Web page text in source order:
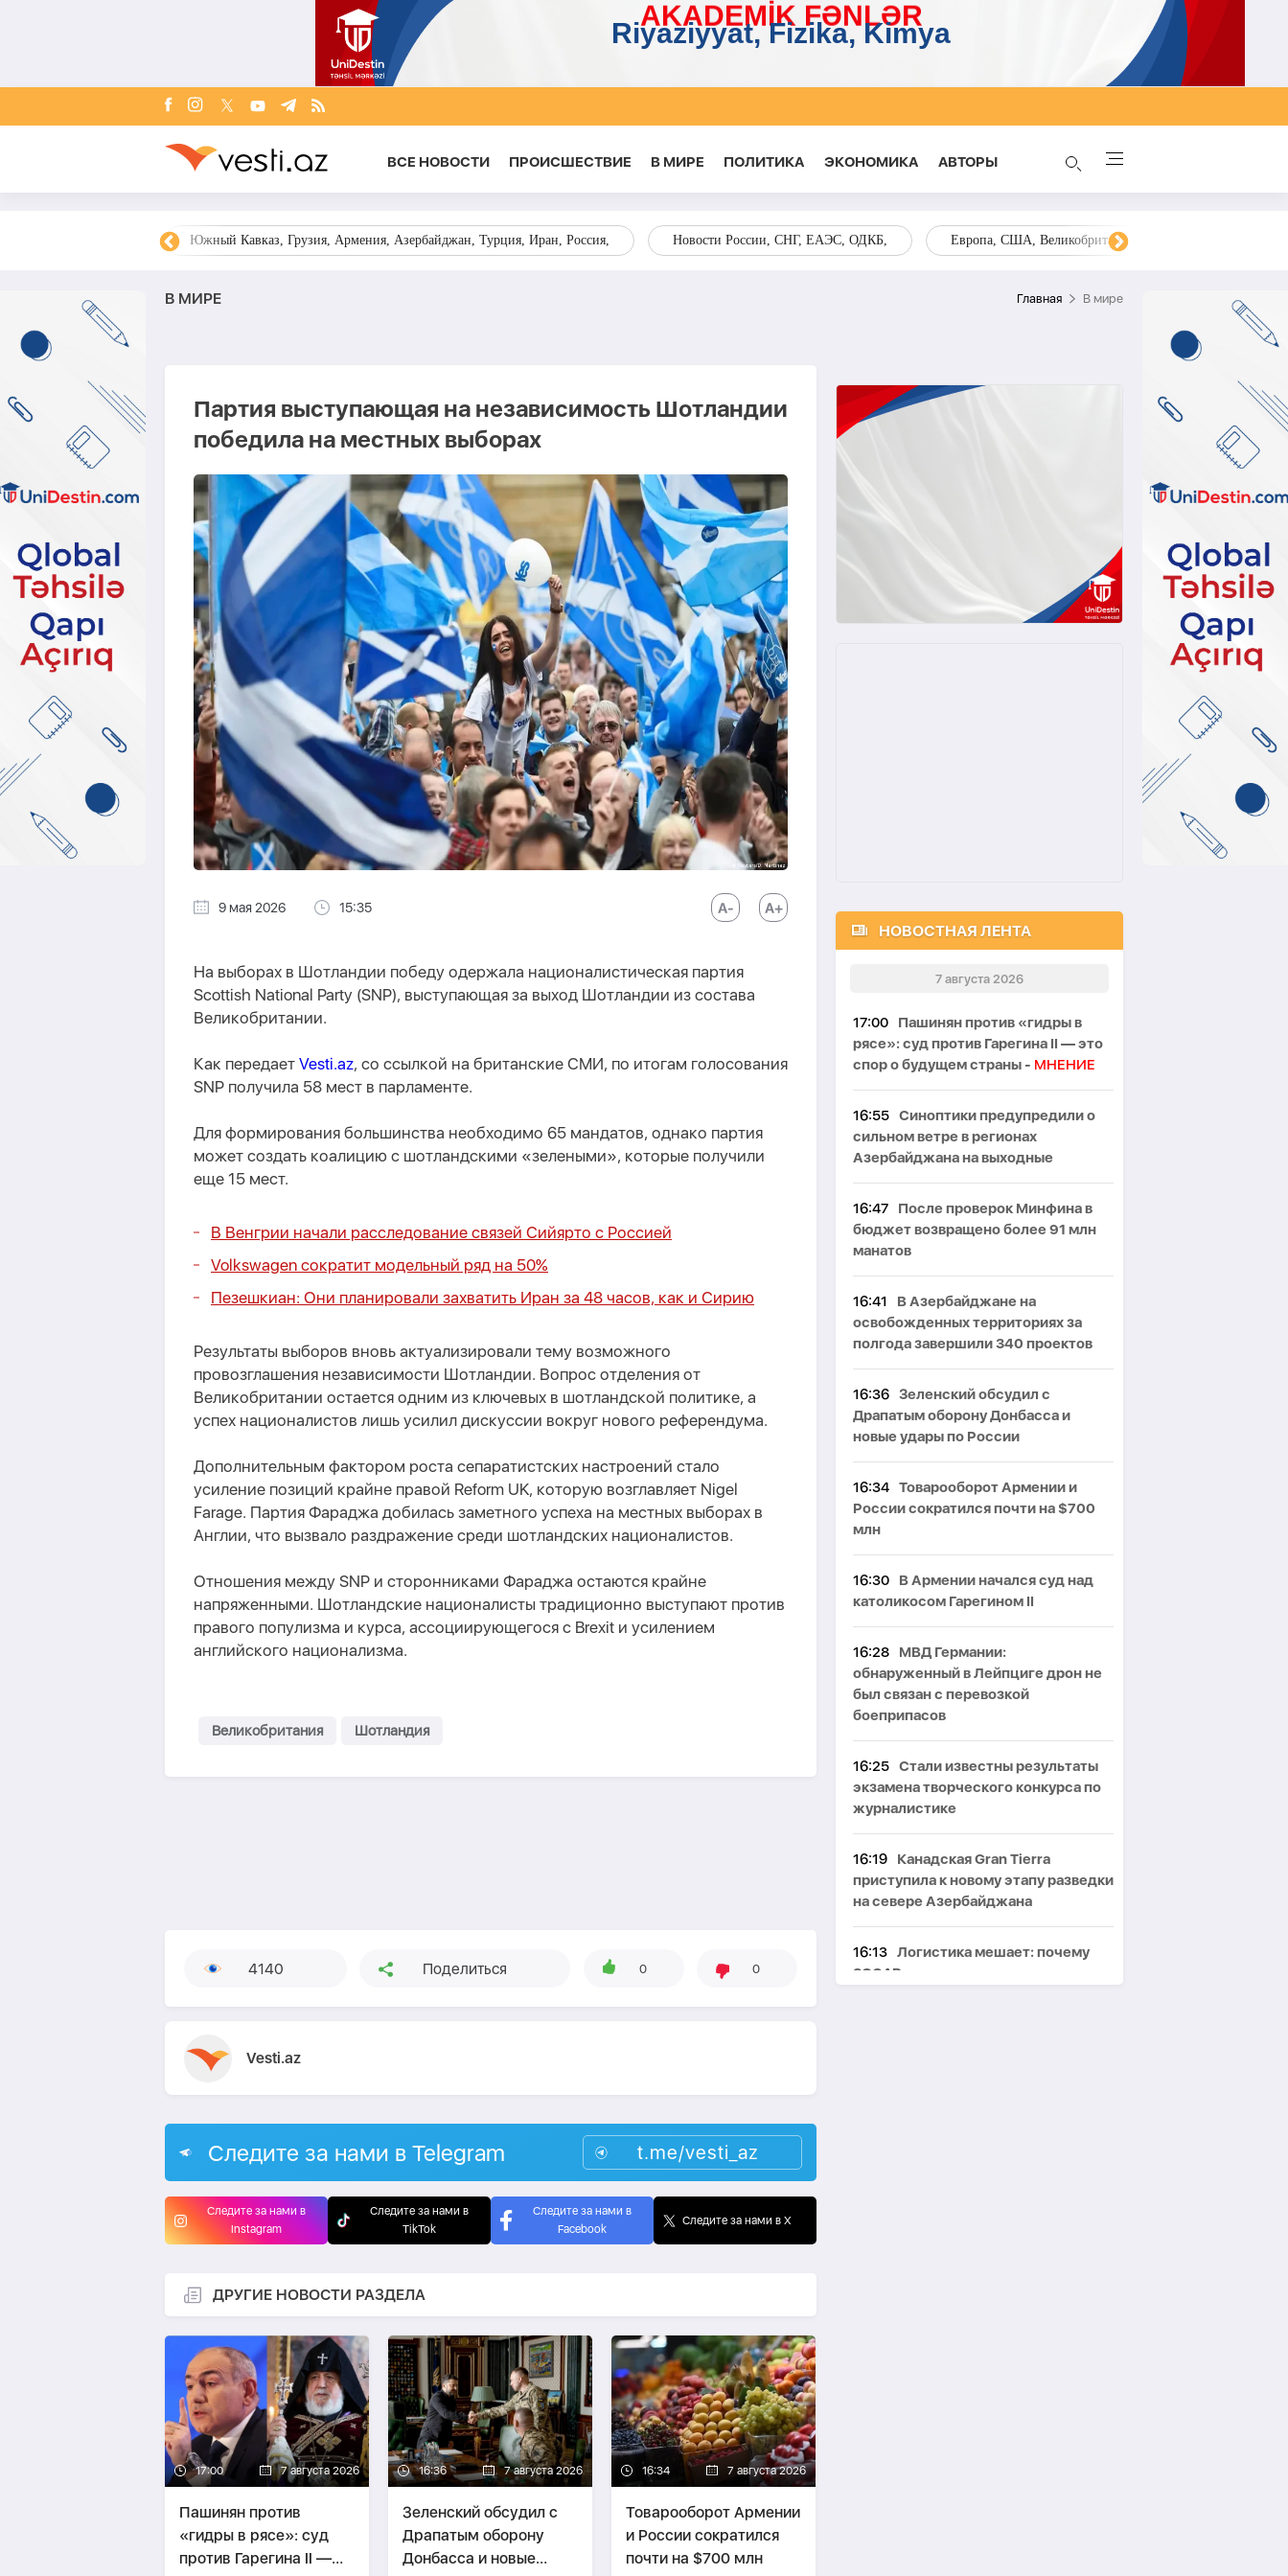
ВСЕ НОВОСТИ ПРОИСШЕСТВИЕ В МИРЕ ПОЛИТИКА ЭКОНОМИКА AВТОРЫ
Южный Кавказ, Грузия, Армения, Азербайджан, Турция, Иран, Россия, Новости России, СНГ, ЕАЭС, ОДКБ, Европа, США, Великобритания, Украина, Запад,
В МИРЕ Главная В мире
Партия выступающая на независимость Шотландии
победила на местных выборах
9 мая 2026 15:35
На выборах в Шотландии победу одержала националистическая партия
Scottish National Party (SNP), выступающая за выход Шотландии из состава
Великобритании.
Как передает Vesti.az, со ссылкой на британские СМИ, по итогам голосования
SNP получила 58 мест в парламенте.
Для формирования большинства необходимо 65 мандатов, однако партия
может создать коалицию с шотландскими «зелеными», которые получили
еще 15 мест.
В Венгрии начали расследование связей Сийярто с Россией
Volkswagen сократит модельный ряд на 50%
Пезешкиан: Они планировали захватить Иран за 48 часов, как и Сирию
Результаты выборов вновь актуализировали тему возможного
провозглашения независимости Шотландии. Вопрос отделения от
Великобритании остается одним из ключевых в шотландской политике, а
успех националистов лишь усилил дискуссии вокруг нового референдума.
Дополнительным фактором роста сепаратистских настроений стало
усиление позиций крайне правой Reform UK, которую возглавляет Nigel
Farage. Партия Фараджа добилась заметного успеха на местных выборах в
Англии, что вызвало раздражение среди шотландских националистов.
Отношения между SNP и сторонниками Фараджа остаются крайне
напряженными. Шотландские националисты традиционно выступают против
правого популизма и курса, ассоциирующегося с Brexit и усилением
английского национализма.
Великобритания Шотландия
4140 Поделиться 0 0
Vesti.az
Следите за нами в Telegram t.me/vesti_az
Следите за нами в
Instagram
Следите за нами в
TikTok
Следите за нами в
Facebook
Следите за нами в X
ДРУГИЕ НОВОСТИ РАЗДЕЛА
17:00 7 августа 2026
Пашинян против
«гидры в рясе»: суд
против Гарегина II —
16:36 7 августа 2026
Зеленский обсудил с
Драпатым оборону
Донбасса и новые
16:34 7 августа 2026
Товарооборот Армении
и России сократился
почти на $700 млн
НОВОСТНАЯ ЛЕНТА
7 августа 2026
17:00
Пашинян против «гидры в
рясе»: суд против Гарегина II — это
спор о будущем страны - МНЕНИЕ
16:55 Синоптики предупредили о
сильном ветре в регионах
Азербайджана на выходные
16:47
После проверок Минфина в
бюджет возвращено более 91 млн
манатов
16:41
В Азербайджане на
освобожденных территориях за
полгода завершили 340 проектов
16:36 Зеленский обсудил с
Драпатым оборону Донбасса и
новые удары по России
16:34 Товарооборот Армении и
России сократился почти на $700
млн
16:30
В Армении начался суд над
католикосом Гарегином II
16:28
МВД Германии:
обнаруженный в Лейпциге дрон не
был связан с перевозкой
боеприпасов
16:25 Стали известны результаты
экзамена творческого конкурса по
журналистике
16:19
Канадская Gran Tierra
приступила к новому этапу разведки
на севере Азербайджана
16:13 Логистика мешает: почему
SOCAR не рассматривает